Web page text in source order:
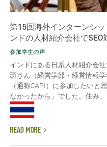
第15回海外インターンシ
ンドの人材紹介会社でSEO
参加学生の声
インドにある日系人材紹介会
頭さん（経営学部・経営情報
（通称CAPI）に参加したいと
なかったから」でした。住み...
READ MORE